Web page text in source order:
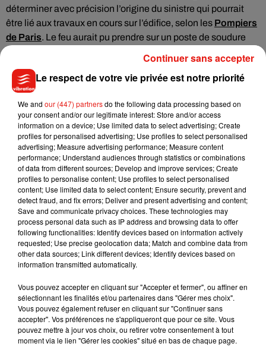
déterminer avec précision l’origine du sinistre qui pourrait
être lié aux travaux en cours sur l’édifice, selon les Pompiers
de Paris. Le feu aurait pu prendre sur un poste de soudure
Musique
7 août 2026
Julien Lieb s’essaye à la vie de chatelain
dans son nouveau clip
7 août 2026
Madonna sort enfin le remix de « Love
Sensation » avec Kylie Minogue
7 août 2026
Tayc et Didi B dévoilent le single le plus
dansant de l’année
Le respect de votre vie privée est notre priorité
We and our (447) partnersdo the following data processing based on
your consent and/or our legitimate interest: Store and/or access
information on a device; Use limited data to select advertising; Create
profiles for personalised advertising; Use profiles to select personalised
advertising; Measure advertising performance; Measure content
performance; Understand audiences through statistics or combinations
of data from different sources; Develop and improve services; Create
profiles to personalise content; Use profiles to select personalised
content; Use limited data to select content; Ensure security, prevent and
detect fraud, and fix errors; Deliver and present advertising and content;
Save and communicate privacy choices. These technologies may
process personal data such as IP address and browsing data to offer
following functionalities: Identify devices based on information actively
requested; Use precise geolocation data; Match and combine data from
other data sources; Link different devices; Identify devices based on
information transmitted automatically.
Vous pouvez accepter en cliquant sur "Accepter et fermer", ou affiner en
sélectionnant les finalités et/ou partenaires dans "Gérer mes choix".
Vous pouvez également refuser en cliquant sur "Continuer sans
accepter". Vos préférences ne s'appliqueront que pour ce site. Vous
pouvez mettre à jour vos choix, ou retirer votre consentement à tout
moment via le lien "Gérer les cookies" situé en bas de chaque page.
Continuer sans accepter